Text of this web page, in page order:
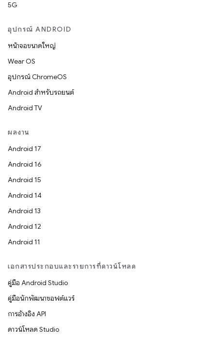
5G
อุปกรณ์ ANDROID
หน้าจอขนาดใหญ่
Wear OS
อุปกรณ์ ChromeOS
Android สำหรับรถยนต์
Android TV
ผลงาน
Android 17
Android 16
Android 15
Android 14
Android 13
Android 12
Android 11
เอกสารประกอบและรายการที่ดาวน์โหลด
คู่มือ Android Studio
คู่มือนักพัฒนาซอฟต์แวร์
การอ้างอิง API
ดาวน์โหลด Studio